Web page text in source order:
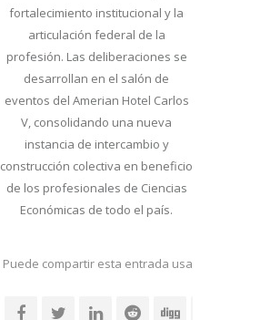
fortalecimiento institucional y la
articulación federal de la
profesión. Las deliberaciones se
desarrollan en el salón de
eventos del Amerian Hotel Carlos
V, consolidando una nueva
instancia de intercambio y
construcción colectiva en beneficio
de los profesionales de Ciencias
Económicas de todo el país.
Puede compartir esta entrada usando sus